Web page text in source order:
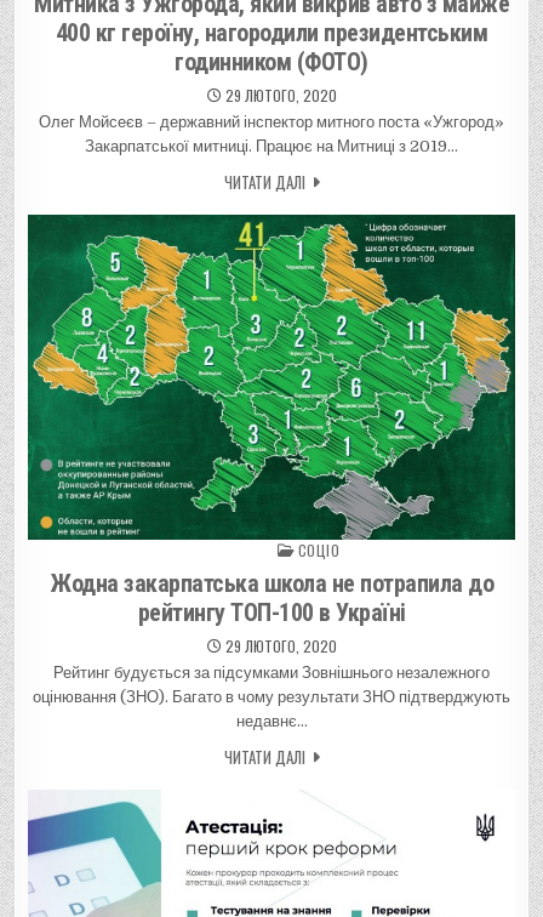
400 кг героїну, нагородили президентським
годинником (ФОТО)
29 ЛЮТОГО, 2020
Олег Мойсеєв – державний інспектор митного поста «Ужгород»
Закарпатської митниці. Працює на Митниці з 2019…
ЧИТАТИ ДАЛІ
СОЦІО
Жодна закарпатська школа не потрапила до
рейтингу ТОП-100 в Україні
29 ЛЮТОГО, 2020
Рейтинг будується за підсумками Зовнішнього незалежного
оцінювання (ЗНО). Багато в чому результати ЗНО підтверджують
недавнє…
ЧИТАТИ ДАЛІ